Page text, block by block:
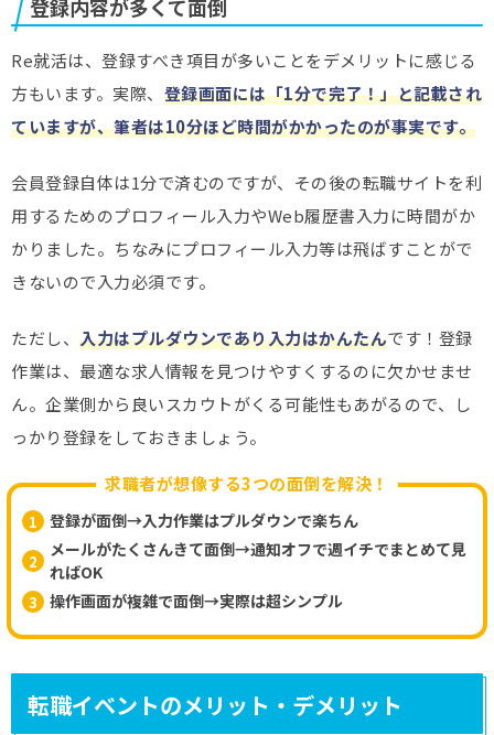
登録内容が多くて面倒
Re就活は、登録すべき項目が多いことをデメリットに感じる
方もいます。実際、 登録画面には「1分で完了！」と記載され
ていますが、筆者は10分ほど時間がかかったのが事実です。
会員登録自体は1分で済むのですが、その後の転職サイトを利
用するためのプロフィール入力やWeb履歴書入力に時間がか
かりました。ちなみにプロフィール入力等は飛ばすことがで
きないので入力必須です。
ただし、 入力はプルダウンであり入力はかんたんです！登録
作業は、最適な求人情報を見つけやすくするのに欠かせませ
ん。企業側から良いスカウトがくる可能性もあがるので、し
っかり登録をしておきましょう。
求職者が想像する3つの面倒を解決！
登録が面倒→入力作業はプルダウンで楽ちん
メールがたくさんきて面倒→通知オフで週イチでまとめて見
ればOK
操作画面が複雑で面倒→実際は超シンプル
転職イベントのメリット・デメリット